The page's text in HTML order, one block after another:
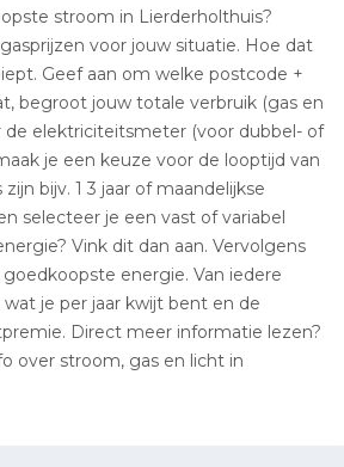
stroom in Lierderholthuis?
voor jouw situatie. Hoe dat
Geef aan om welke postcode +
begroot jouw totale verbruik (gas en
de elektriciteitsmeter (voor dubbel- of
je een keuze voor de looptijd van
bijv. 1 3 jaar of maandelijkse
selecteer je een vast of variabel
Vink dit dan aan. Vervolgens
energie. Van iedere
je per jaar kwijt bent en de
Direct meer informatie lezen?
over stroom, gas en licht in